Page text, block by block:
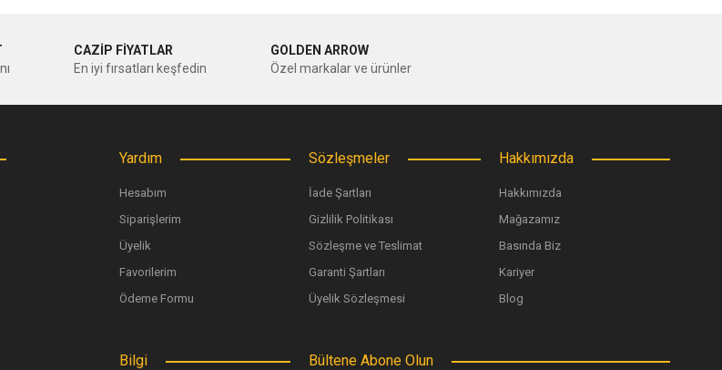
Yorum Yaz
Gönder
CAZİP FİYATLAR
En iyi fırsatları keşfedin
GOLDEN ARROW
Özel markalar ve ürünler
Yardım
Hesabım
Siparişlerim
Üyelik
Favorilerim
Ödeme Formu
Sözleşmeler
İade Şartları
Gizlilik Politikası
Sözleşme ve Teslimat
Garanti Şartları
Üyelik Sözleşmesi
Hakkımızda
Hakkımızda
Mağazamız
Basında Biz
Kariyer
Blog
Bilgi Bültene Abone Olun